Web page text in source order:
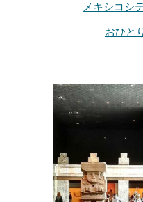
メキシコシ
おひと